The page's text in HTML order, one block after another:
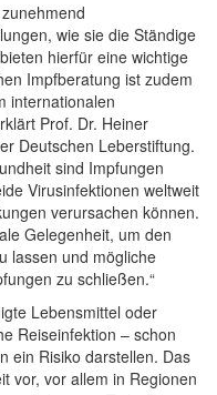
wie sie die Ständige
hierfür eine wichtige
Impfberatung ist zudem
internationalen
Prof. Dr. Heiner
Deutschen Leberstiftung.
sind Impfungen
Virusinfektionen weltweit
verursachen können.
Gelegenheit, um den
lassen und mögliche
zu schließen.“
Lebensmittel oder
Reiseinfektion – schon
ein Risiko darstellen. Das
vor, vor allem in Regionen